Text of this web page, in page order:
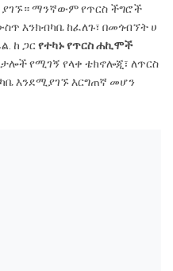
ማንኛውም የጥርስ ችግሮች
እንክብካቤ ከፈለጉ፣ በመጎብኘት ሀ
ከ ጋርየተካኑ የጥርስ ሐኪሞች
የሚገኝ የላቀ ቴክኖሎጂ፣ ለጥርስ
እንደሚያገኙ እርግጠኛ መሆን